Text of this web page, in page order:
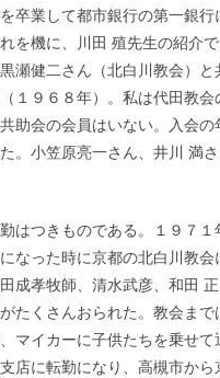
卒業して都市銀行の第一銀行
を機に、川田 殖先生の紹介
瀬健二さん（北白川教会）と
１９６８年）。私は代田教会
助会の会員はいない。入会の
。小笠原亮一さん、井川 満
はつきものである。１９７１
なった時に京都の北白川教会
成孝牧師、清水武彦、和田
たくさんおられた。教会まで
マイカーに子供たちを乗せて
店に転勤になり、高槻市から